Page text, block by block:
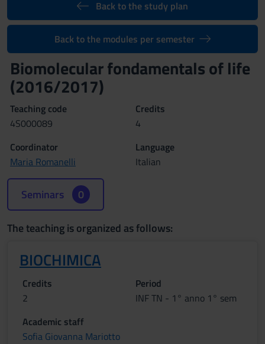
Back to the study plan
Back to the modules per semester
Biomolecular fondamentals of life
(2016/2017)
Teaching code
4S000089
Credits
4
Coordinator
Maria Romanelli
Language
Italian
Seminars 0
The teaching is organized as follows:
BIOCHIMICA
Credits
2
Period
INF TN - 1° anno 1° sem
Academic staff
Sofia Giovanna Mariotto